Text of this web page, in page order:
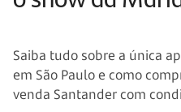
Saiba tudo sobre a única
em São Paulo e como
venda Santander com